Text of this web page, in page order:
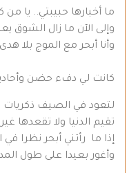
ما أخبارها حبيبتي.. يا من
وإلى الآن ما زال الشوق
وأنا أبحر مع الموج بلا هدى
كانت لي دفء حضن
لتعود في الصيف ذكريات
تقيم الدنيا ولا تقعدها
إذا ما رأتني أبحر نظرا في
وأغور بعيدا على طول